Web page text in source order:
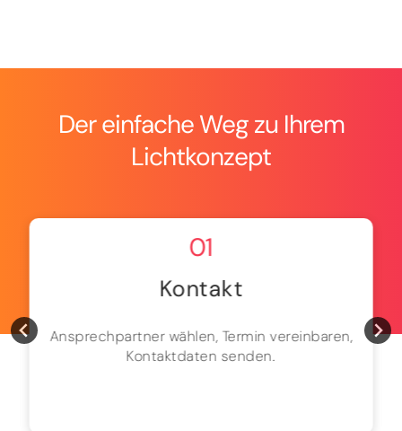
Der einfache Weg zu Ihrem
Lichtkonzept
01
Kontakt
Ansprechpartner wählen, Termin vereinbaren,
Kontaktdaten senden.